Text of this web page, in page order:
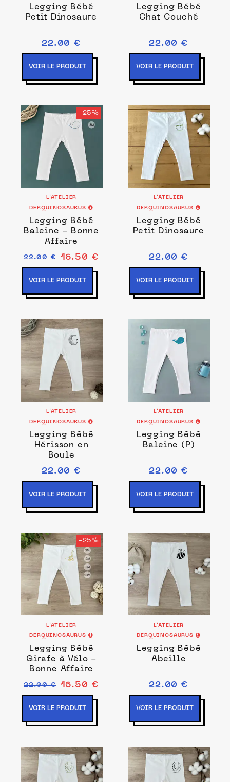
Legging Bébé
Petit Dinosaure
22.00 €
VOIR LE PRODUIT
Legging Bébé
Chat Couché
22.00 €
VOIR LE PRODUIT
-25%
L’ATELIER
DERQUINOSAURUS
Legging Bébé
Baleine - Bonne
Affaire
22.00 € 16.50 €
VOIR LE PRODUIT
L’ATELIER
DERQUINOSAURUS
Legging Bébé
Petit Dinosaure
22.00 €
VOIR LE PRODUIT
L’ATELIER
DERQUINOSAURUS
Legging Bébé
Hérisson en
Boule
22.00 €
VOIR LE PRODUIT
L’ATELIER
DERQUINOSAURUS
Legging Bébé
Baleine (P)
22.00 €
VOIR LE PRODUIT
-25%
L’ATELIER
DERQUINOSAURUS
Legging Bébé
Girafe à Vélo -
Bonne Affaire
22.00 € 16.50 €
VOIR LE PRODUIT
L’ATELIER
DERQUINOSAURUS
Legging Bébé
Abeille
22.00 €
VOIR LE PRODUIT